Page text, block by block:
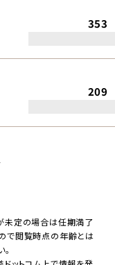
353
209
未定の場合は任期満了
で閲覧時点の年齢とは